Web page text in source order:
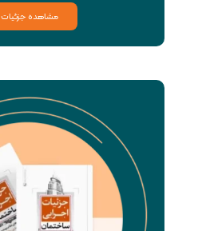
مشاهده جزئیات